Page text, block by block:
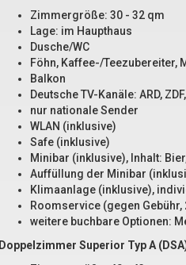
Zimmergröße: 30 - 32 qm
Lage: im Haupthaus
Dusche/WC
Föhn, Kaffee-/Teezubereiter,
Balkon
Deutsche TV-Kanäle: ARD,
nur nationale Sender
WLAN (inklusive)
Safe (inklusive)
Minibar (inklusive), Inhalt:
Auffüllung der Minibar
Klimaanlage (inklusive),
Roomservice (gegen Gebühr,
weitere buchbare Optionen:
Doppelzimmer Superior Typ A